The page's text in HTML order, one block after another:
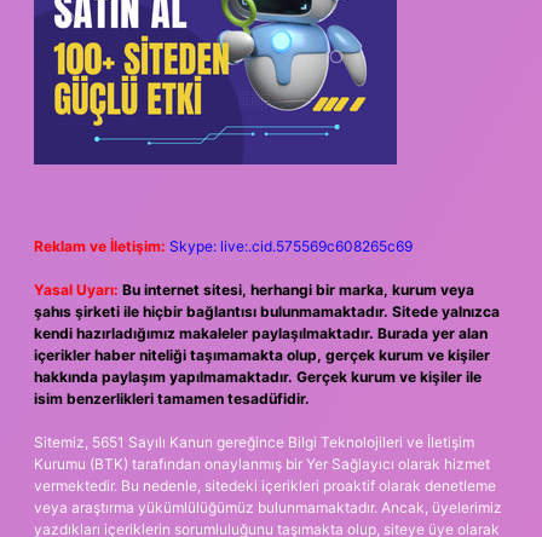
Reklam ve İletişim: Skype: live:.cid.575569c608265c69
Yasal Uyarı: Bu internet sitesi, herhangi bir marka, kurum veya
şahıs şirketi ile hiçbir bağlantısı bulunmamaktadır. Sitede yalnızca
kendi hazırladığımız makaleler paylaşılmaktadır. Burada yer alan
içerikler haber niteliği taşımamakta olup, gerçek kurum ve kişiler
hakkında paylaşım yapılmamaktadır. Gerçek kurum ve kişiler ile
isim benzerlikleri tamamen tesadüfidir.
Sitemiz, 5651 Sayılı Kanun gereğince Bilgi Teknolojileri ve İletişim
Kurumu (BTK) tarafından onaylanmış bir Yer Sağlayıcı olarak hizmet
vermektedir. Bu nedenle, sitedeki içerikleri proaktif olarak denetleme
veya araştırma yükümlülüğümüz bulunmamaktadır. Ancak, üyelerimiz
yazdıkları içeriklerin sorumluluğunu taşımakta olup, siteye üye olarak